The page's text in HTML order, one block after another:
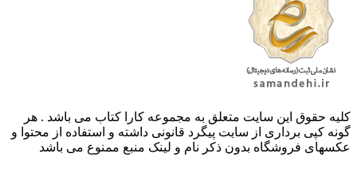
کليه حقوق اين سايت متعلق به مجموعه کارا کتاب می باشد . هر
گونه کپی برداری از سایت پیگرد قانونی داشته و استفاده از محتوا و
عکسهای فروشگاه بدون ذکر نام و لینک منبع ممنوع می باشد